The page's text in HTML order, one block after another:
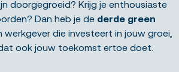
doorgegroeid? Krijg je enthousiaste
Dan heb je de derde green
werkgever die investeert in jouw groei,
ook jouw toekomst ertoe doet.